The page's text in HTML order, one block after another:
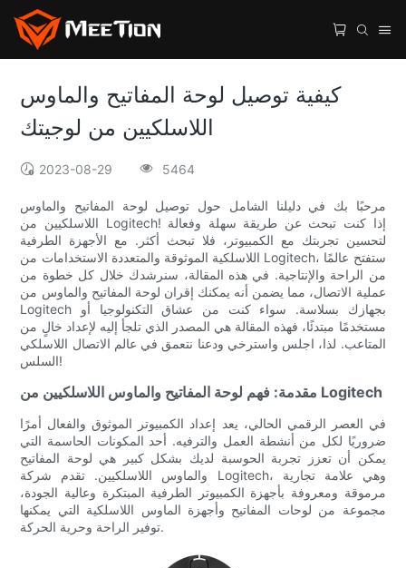
كيفية توصيل لوحة المفاتيح والماوس
اللاسلكيين من لوجيتك
2023-08-29 5464
مرحبًا بك في دليلنا الشامل حول توصيل لوحة المفاتيح والماوس
اللاسلكيين من Logitech! إذا كنت تبحث عن طريقة سهلة وفعالة
لتحسين تجربتك مع الكمبيوتر، فلا تبحث أكثر. مع الأجهزة الطرفية
اللاسلكية الموثوقة والمتعددة الاستخدامات من Logitech، ستفتح عالمًا
من الراحة والإنتاجية. في هذه المقالة، سنرشدك خلال كل خطوة من
عملية الاتصال، مما يضمن أنه يمكنك إقران لوحة المفاتيح والماوس من
Logitech بجهازك بسلاسة. سواء كنت من عشاق التكنولوجيا أو
مستخدمًا مبتدئًا، فهذه المقالة هي المصدر الذي تلجأ إليه لإعداد خالٍ من
المتاعب. لذا، اجلس واسترخي ودعنا نتعمق في عالم الاتصال اللاسلكي
السلس!
مقدمة: فهم لوحة المفاتيح والماوس اللاسلكيين من Logitech
في العصر الرقمي الحالي، يعد إعداد الكمبيوتر الموثوق والفعال أمرًا
ضروريًا لكل من أنشطة العمل والترفيه. أحد المكونات الحاسمة التي
يمكن أن تعزز تجربة الحوسبة لديك بشكل كبير هي لوحة المفاتيح
والماوس اللاسلكيين. تقدم شركة Logitech، وهي علامة تجارية
مرموقة ومعروفة بأجهزة الكمبيوتر الطرفية المبتكرة وعالية الجودة،
مجموعة من لوحات المفاتيح وأجهزة الماوس اللاسلكية التي يمكنها
توفير الراحة وحرية الحركة.